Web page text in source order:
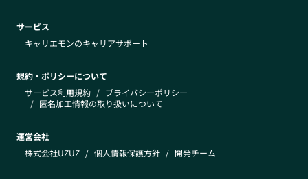
サービス
キャリエモンのキャリアサポート
規約・ポリシーについて
サービス利用規約 / プライバシーポリシー
/ 匿名加工情報の取り扱いについて
運営会社
株式会社UZUZ / 個人情報保護方針 / 開発チーム